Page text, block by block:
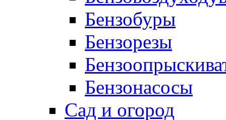
Бензобуры
Бензорезы
Бензонасосы
Сад и огород